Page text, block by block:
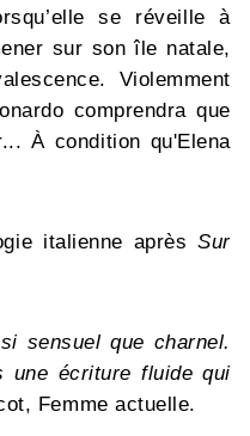
se réveille à
sur son île natale,
Violemment
comprendra que
À condition qu'Elena
italienne aprèsSur
sensuel que charnel.
une écriture fluide qui
Femme actuelle.